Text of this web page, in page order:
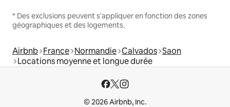
* Des exclusions peuvent s'appliquer en fonction des zones
géographiques et des logements.
Airbnb France Normandie Calvados Saon
Locations moyenne et longue durée
© 2026 Airbnb, Inc.